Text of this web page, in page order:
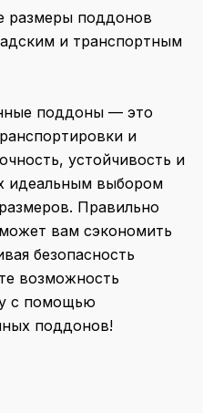
размеры поддонов
и транспортным
поддоны — это
и
устойчивость и
идеальным выбором
Правильно
вам сэкономить
безопасность
возможность
с помощью
поддонов!